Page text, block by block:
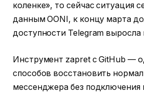
коленке», то сейчас ситуация
данным OONI, к концу марта
доступности Telegram выросла
Инструмент zapret с GitHub —
способов восстановить
мессенджера без подключения